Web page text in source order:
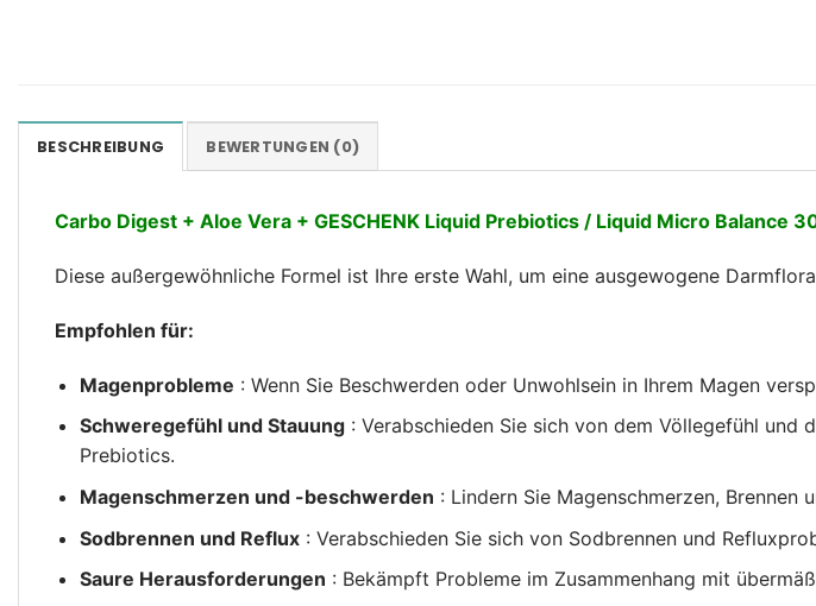
BESCHREIBUNG BEWERTUNGEN (0)
Carbo Digest + Aloe Vera + GESCHENK Liquid Prebiotics / Liquid Micro Balance
Diese außergewöhnliche Formel ist Ihre erste Wahl, um eine ausgewogene
Empfohlen für:
Magenprobleme : Wenn Sie Beschwerden oder Unwohlsein in Ihrem Magen
Schweregefühl und Stauung: Verabschieden Sie sich von dem Völlegefühl und
Prebiotics.
Magenschmerzen und -beschwerden : Lindern Sie Magenschmerzen,
Sodbrennen und Reflux: Verabschieden Sie sich von Sodbrennen und
Saure Herausforderungen : Bekämpft Probleme im Zusammenhang mit